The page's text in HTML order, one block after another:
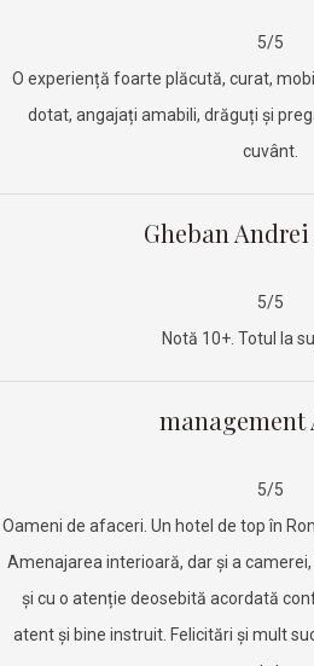
5/5
O experiență foarte plăcută, curat,
dotat, angajați amabili, drăguți și
cuvânt.
Gheban
5/5
Notă 10+. Totul la
management
5/5
Oameni de afaceri. Un hotel de top în
Amenajarea interioară, dar și a
și cu o atenție deosebită acordată
atent și bine instruit. Felicitări și mult